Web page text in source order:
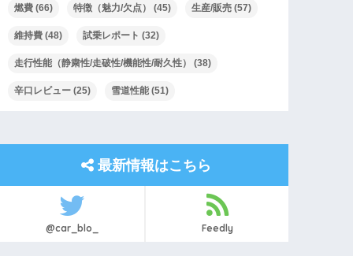
燃費 (66) 特徴（魅力/欠点） (45) 生産/販売 (57)
維持費 (48) 試乗レポート (32)
走行性能（静粛性/走破性/機能性/耐久性） (38)
辛口レビュー (25) 雪道性能 (51)
最新情報はこちら
@car_blo_ Feedly